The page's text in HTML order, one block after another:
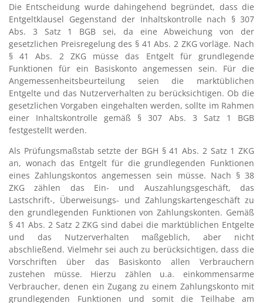
Die Entscheidung wurde dahingehend begründet, dass die
Entgeltklausel Gegenstand der Inhaltskontrolle nach § 307
Abs. 3 Satz 1 BGB sei, da eine Abweichung von der
gesetzlichen Preisregelung des § 41 Abs. 2 ZKG vorläge. Nach
§ 41 Abs. 2 ZKG müsse das Entgelt für grundlegende
Funktionen für ein Basiskonto angemessen sein. Für die
Angemessenheitsbeurteilung seien die marktüblichen
Entgelte und das Nutzerverhalten zu berücksichtigen. Ob die
gesetzlichen Vorgaben eingehalten werden, sollte im Rahmen
einer Inhaltskontrolle gemäß § 307 Abs. 3 Satz 1 BGB
festgestellt werden.
Als Prüfungsmaßstab setzte der BGH § 41 Abs. 2 Satz 1 ZKG
an, wonach das Entgelt für die grundlegenden Funktionen
eines Zahlungskontos angemessen sein müsse. Nach § 38
ZKG zählen das Ein- und Auszahlungsgeschäft, das
Lastschrift-, Überweisungs- und Zahlungskartengeschäft zu
den grundlegenden Funktionen von Zahlungskonten. Gemäß
§ 41 Abs. 2 Satz 2 ZKG sind dabei die marktüblichen Entgelte
und das Nutzerverhalten maßgeblich, aber nicht
abschließend. Vielmehr sei auch zu berücksichtigen, dass die
Vorschriften über das Basiskonto allen Verbrauchern
zustehen müsse. Hierzu zählen u.a. einkommensarme
Verbraucher, denen ein Zugang zu einem Zahlungskonto mit
grundlegenden Funktionen und somit die Teilhabe am